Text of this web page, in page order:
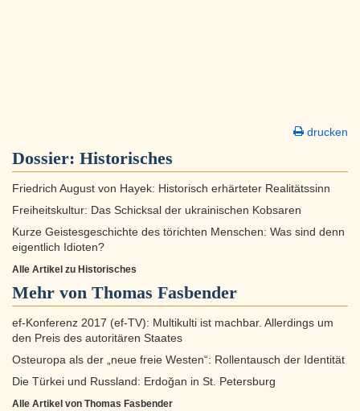
drucken
Dossier: Historisches
Friedrich August von Hayek: Historisch erhärteter Realitätssinn
Freiheitskultur: Das Schicksal der ukrainischen Kobsaren
Kurze Geistesgeschichte des törichten Menschen: Was sind denn
eigentlich Idioten?
Alle Artikel zu Historisches
Mehr von Thomas Fasbender
ef-Konferenz 2017 (ef-TV): Multikulti ist machbar. Allerdings um
den Preis des autoritären Staates
Osteuropa als der „neue freie Westen“: Rollentausch der Identität
Die Türkei und Russland: Erdoğan in St. Petersburg
Alle Artikel von Thomas Fasbender